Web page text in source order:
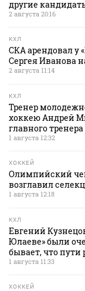
другие
2 августа 20:16
КХЛ
СКА арендовал у
Сергея Иванова
2 августа 11:14
КХЛ
Тренер
хоккею Андрей
главного тренера
1 августа 12:32
ХОККЕЙ
Олимпийский
возглавил
1 августа 12:18
КХЛ
Евгений
Юлаеве» были
бывает, что пути
1 августа 11:33
ХОККЕЙ